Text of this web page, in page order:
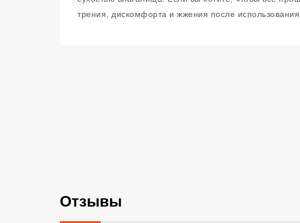
трения, дискомфорта и жжения после
Отзывы